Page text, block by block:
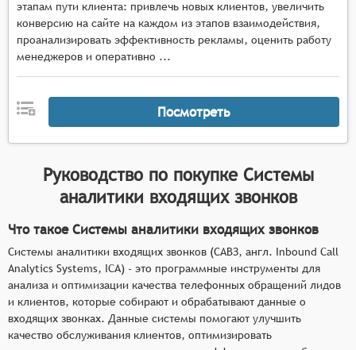
выявление эмоциональных состояний и
тональности речи собеседника с помощью
алгоритмов обработки естественного языка и
(например, выявление паттернов в запросах и
интересах),
сопоставление данных о звонках с
информацией о клиентах и их истории
взаимодействия с компанией для
формирования персонализированных
предложений и стратегий общения.
этапам пути клиента: привлечь новых клиентов, увеличить
конверсию на сайте на каждом из этапов взаимодействия,
проанализировать эффективность рекламы, оценить работу
менеджеров и оперативно ...
Посмотреть
Руководство по покупке Системы
аналитики входящих звонков
Что такое Системы аналитики входящих звонков
Системы аналитики входящих звонков (САВЗ, англ. Inbound Call
Analytics Systems, ICA) - это программные инструменты для
анализа и оптимизации качества телефонных обращений лидов
и клиентов, которые собирают и обрабатывают данные о
входящих звонках. Данные системы помогают улучшить
качество обслуживания клиентов, оптимизировать